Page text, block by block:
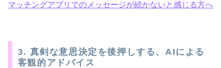
マッチングアプリでのメッセージが続かないと感じる方へ
3. 真剣な意思決定を後押しする、AIによる
客観的アドバイス